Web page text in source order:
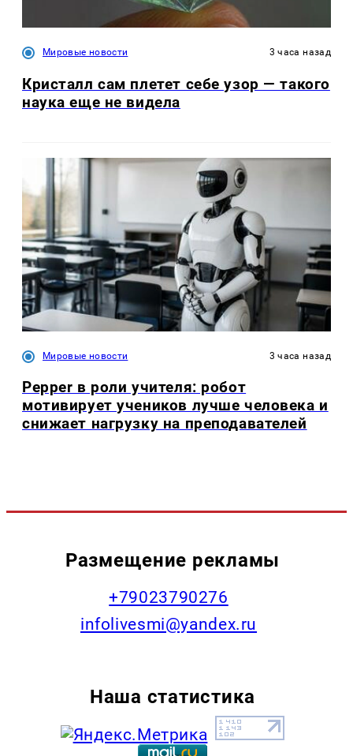
Мировые новости 3 часа назад
Кристалл сам плетет себе узор — такого
наука еще не видела
Мировые новости 3 часа назад
Pepper в роли учителя: робот
мотивирует учеников лучше человека и
снижает нагрузку на преподавателей
Размещение рекламы
+79023790276
infolivesmi@yandex.ru
Наша статистика